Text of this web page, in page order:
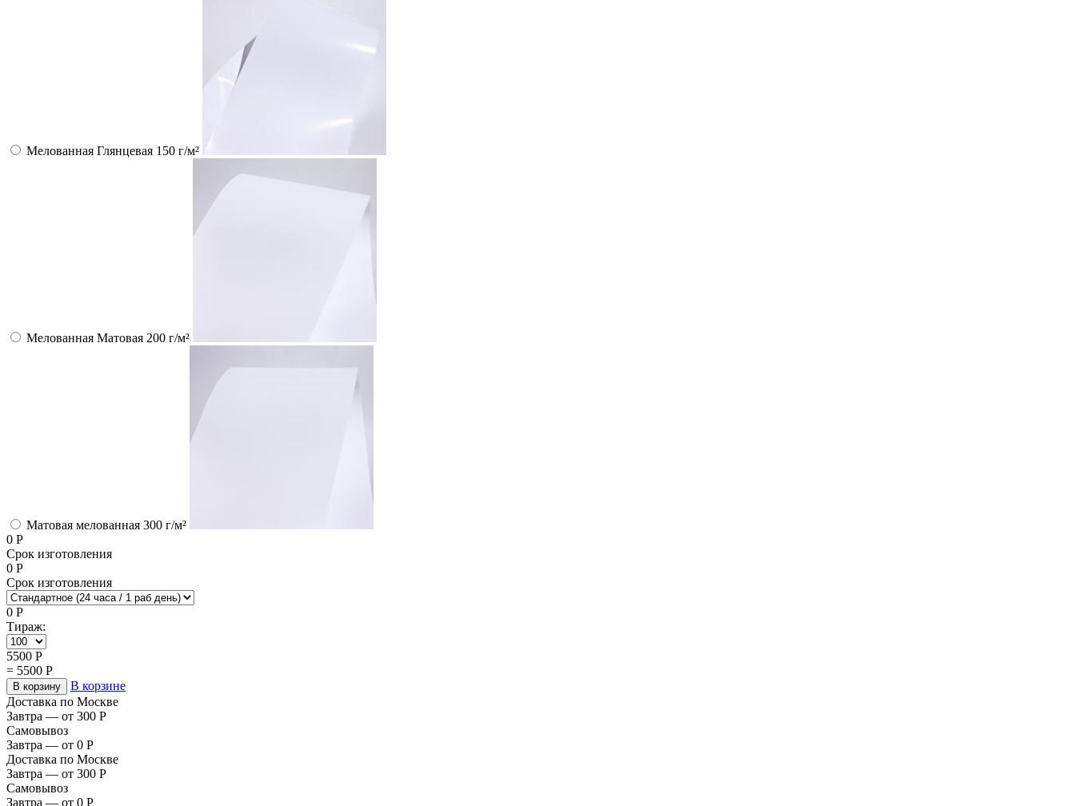
Мелованная Глянцевая 150 г/м²
Мелованная Матовая 200 г/м²
Матовая мелованная 300 г/м²
0 Р
Срок изготовления
0 Р
Срок изготовления
0 Р
Тираж:
5500 Р
= 5500 Р
В корзину
В корзине
Доставка по Москве
Завтра — от 300 Р
Самовывоз
Завтра — от 0 Р
Доставка по Москве
Завтра — от 300 Р
Самовывоз
Завтра — от 0 Р